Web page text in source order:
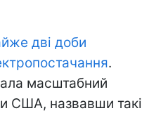
дві доби
.
масштабний
США, назвавши такі